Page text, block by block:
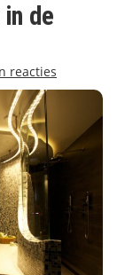
de
reacties